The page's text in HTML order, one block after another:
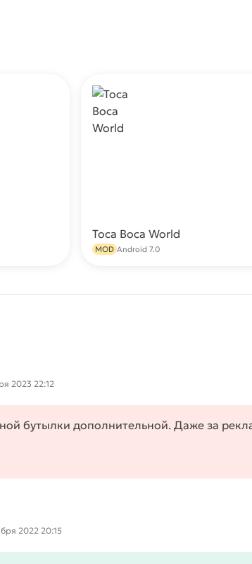
Toca Boca World
MOD Android 7.0
2023 22:12
бутылки дополнительной. Даже за
2022 20:15